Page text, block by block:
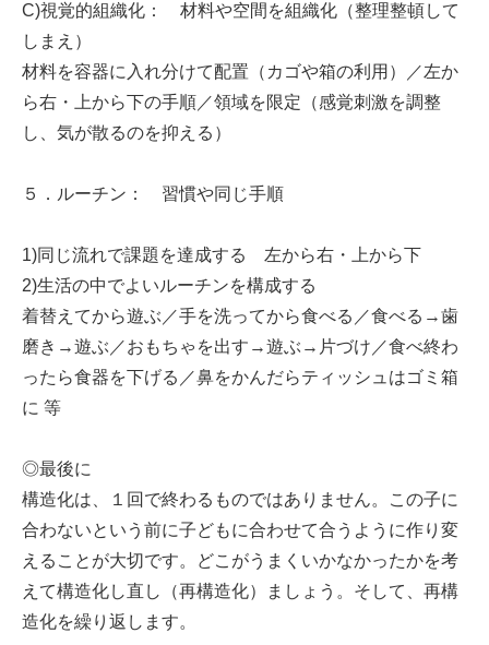
C)視覚的組織化： 材料や空間を組織化（整理整頓して
しまえ）
材料を容器に入れ分けて配置（カゴや箱の利用）／左か
ら右・上から下の手順／領域を限定（感覚刺激を調整
し、気が散るのを抑える）
５．ルーチン： 習慣や同じ手順
1)同じ流れで課題を達成する 左から右・上から下
2)生活の中でよいルーチンを構成する
着替えてから遊ぶ／手を洗ってから食べる／食べる→歯
磨き→遊ぶ／おもちゃを出す→遊ぶ→片づけ／食べ終わ
ったら食器を下げる／鼻をかんだらティッシュはゴミ箱
に 等
◎最後に
構造化は、１回で終わるものではありません。この子に
合わないという前に子どもに合わせて合うように作り変
えることが大切です。どこがうまくいかなかったかを考
えて構造化し直し（再構造化）ましょう。そして、再構
造化を繰り返します。